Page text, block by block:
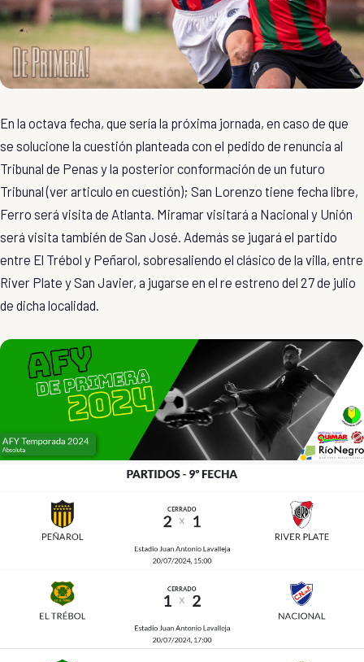
En la octava fecha, que sería la próxima jornada, en caso de que
se solucione la cuestión planteada con el pedido de renuncia al
Tribunal de Penas y la posterior conformación de un futuro
Tribunal (ver articulo en cuestión); San Lorenzo tiene fecha libre,
Ferro será visita de Atlanta. Miramar visitará a Nacional y Unión
será visita también de San José. Además se jugará el partido
entre El Trébol y Peñarol, sobresaliendo el clásico de la villa, entre
River Plate y San Javier, a jugarse en el re estreno del 27 de julio
de dicha localidad.